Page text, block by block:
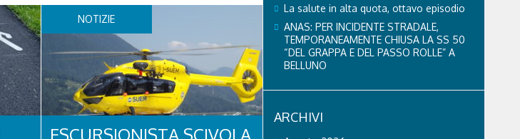
NOTIZIE
ESCURSIONISTA SCIVOLA
La salute in alta quota, ottavo episodio
ANAS: PER INCIDENTE STRADALE,
TEMPORANEAMENTE CHIUSA LA SS 50
“DEL GRAPPA E DEL PASSO ROLLE” A
BELLUNO
ARCHIVI